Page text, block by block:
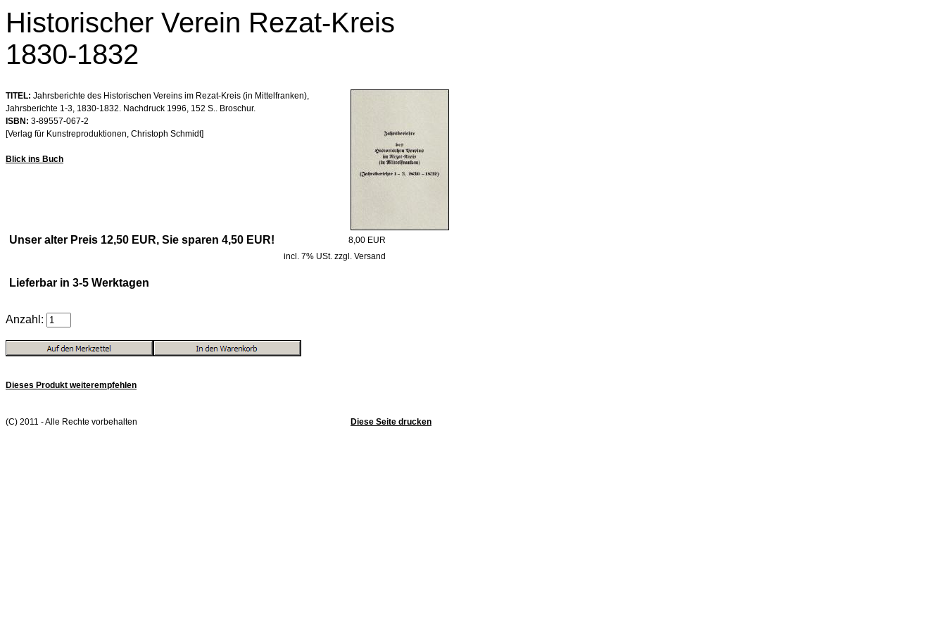
Historischer Verein Rezat-Kreis
1830-1832
TITEL: Jahrsberichte des Historischen Vereins im Rezat-Kreis (in Mittelfranken),
Jahrsberichte 1-3, 1830-1832. Nachdruck 1996, 152 S.. Broschur.
ISBN: 3-89557-067-2
[Verlag für Kunstreproduktionen, Christoph Schmidt]
Blick ins Buch
Unser alter Preis 12,50 EUR, Sie sparen 4,50 EUR!
8,00 EUR
incl. 7% USt. zzgl. Versand
Lieferbar in 3-5 Werktagen
Anzahl:
Dieses Produkt weiterempfehlen
(C) 2011 - Alle Rechte vorbehalten Diese Seite drucken